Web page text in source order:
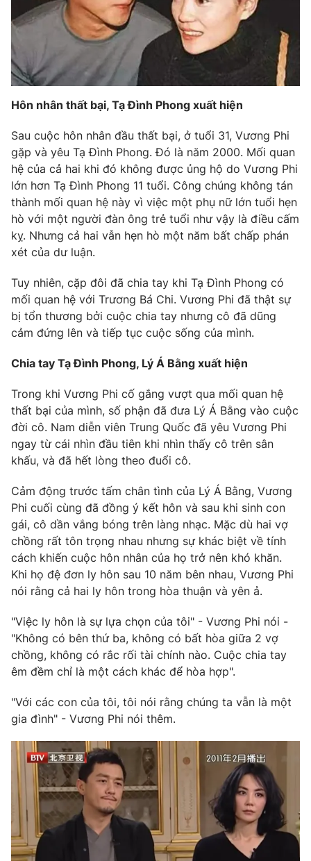
VTV Money VTV Thể thao
VTV Sức khoẻ Bất động sản
Thị trường 24h Tấm lòng Việt
VTV4 Vươn mình bằng AI
VTV9 VTV8
Liên hệ tòa soạn English
THỜI BÁO VTV
Theo dõi báo trên
Cơ quan chủ quản:Đài Truyền hình Việt Nam
Cơ quan báo chí:Thời báo VTV
Giấy phép hoạt động báo in và báo điện tử số 483/GP-BTTTT
cấp ngày 29/12/2023
Tổng Biên tập:
Vũ Thanh Thủy
Phó Tổng Biên tập: Nguyễn Thị Mỹ Hạnh, Phạm Quốc Thắng,
Nguyễn Trọng Ninh
Tổng đài VTV:024.38 355 931 - 024.38 355 932
Ðiện thoại Thời báo VTV:024.66 897 897
Email:toasoan@vtv.vn
Liên hệ quảng cáo: 024-7300.7108
® Cấm sao chép dưới mọi hình thức nếu không có sự chấp
thuận bằng văn bản. Ghi rõ nguồn VTV.vn khi phát hành lại
thông tin từ website này.
Hôn nhân thất bại, Tạ Đình Phong xuất hiện
Sau cuộc hôn nhân đầu thất bại, ở tuổi 31, Vương Phi
gặp và yêu Tạ Đình Phong. Đó là năm 2000. Mối quan
hệ của cả hai khi đó không được ủng hộ do Vương Phi
lớn hơn Tạ Đình Phong 11 tuổi. Công chúng không tán
thành mối quan hệ này vì việc một phụ nữ lớn tuổi hẹn
hò với một người đàn ông trẻ tuổi như vậy là điều cấm
kỵ. Nhưng cả hai vẫn hẹn hò một năm bất chấp phán
xét của dư luận.
Tuy nhiên, cặp đôi đã chia tay khi Tạ Đình Phong có
mối quan hệ với Trương Bá Chi. Vương Phi đã thật sự
bị tổn thương bởi cuộc chia tay nhưng cô đã dũng
cảm đứng lên và tiếp tục cuộc sống của mình.
Chia tay Tạ Đình Phong, Lý Á Bằng xuất hiện
Trong khi Vương Phi cố gắng vượt qua mối quan hệ
thất bại của mình, số phận đã đưa Lý Á Bằng vào cuộc
đời cô. Nam diễn viên Trung Quốc đã yêu Vương Phi
ngay từ cái nhìn đầu tiên khi nhìn thấy cô trên sân
khấu, và đã hết lòng theo đuổi cô.
Cảm động trước tấm chân tình của Lý Á Bằng, Vương
Phi cuối cùng đã đồng ý kết hôn và sau khi sinh con
gái, cô dần vắng bóng trên làng nhạc. Mặc dù hai vợ
chồng rất tôn trọng nhau nhưng sự khác biệt về tính
cách khiến cuộc hôn nhân của họ trở nên khó khăn.
Khi họ đệ đơn ly hôn sau 10 năm bên nhau, Vương Phi
nói rằng cả hai ly hôn trong hòa thuận và yên ả.
"Việc ly hôn là sự lựa chọn của tôi" - Vương Phi nói -
"Không có bên thứ ba, không có bất hòa giữa 2 vợ
chồng, không có rắc rối tài chính nào. Cuộc chia tay
êm đềm chỉ là một cách khác để hòa hợp".
"Với các con của tôi, tôi nói rằng chúng ta vẫn là một
gia đình" - Vương Phi nói thêm.